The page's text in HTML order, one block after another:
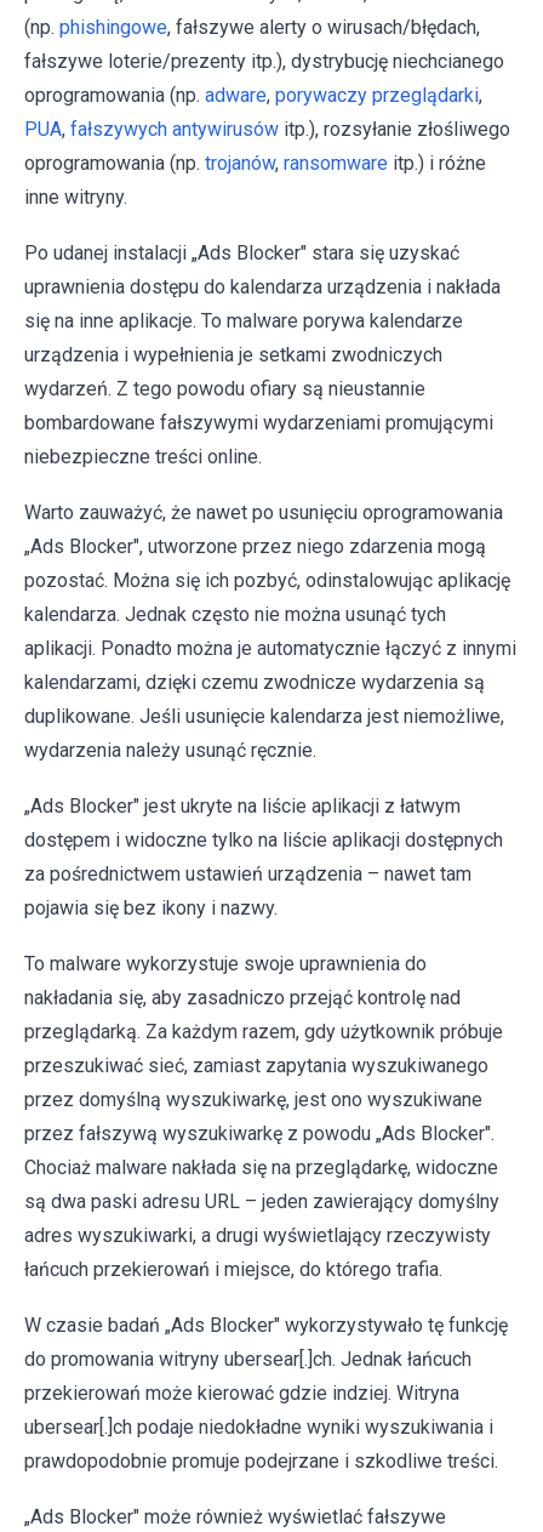
(np. phishingowe, fałszywe alerty o wirusach/błędach,
fałszywe loterie/prezenty itp.), dystrybucję niechcianego
oprogramowania (np. adware, porywaczy przeglądarki,
PUA, fałszywych antywirusów itp.), rozsyłanie złośliwego
oprogramowania (np. trojanów, ransomware itp.) i różne
inne witryny.
Po udanej instalacji „Ads Blocker" stara się uzyskać
uprawnienia dostępu do kalendarza urządzenia i nakłada
się na inne aplikacje. To malware porywa kalendarze
urządzenia i wypełnienia je setkami zwodniczych
wydarzeń. Z tego powodu ofiary są nieustannie
bombardowane fałszywymi wydarzeniami promującymi
niebezpieczne treści online.
Warto zauważyć, że nawet po usunięciu oprogramowania
„Ads Blocker", utworzone przez niego zdarzenia mogą
pozostać. Można się ich pozbyć, odinstalowując aplikację
kalendarza. Jednak często nie można usunąć tych
aplikacji. Ponadto można je automatycznie łączyć z innymi
kalendarzami, dzięki czemu zwodnicze wydarzenia są
duplikowane. Jeśli usunięcie kalendarza jest niemożliwe,
wydarzenia należy usunąć ręcznie.
„Ads Blocker" jest ukryte na liście aplikacji z łatwym
dostępem i widoczne tylko na liście aplikacji dostępnych
za pośrednictwem ustawień urządzenia – nawet tam
pojawia się bez ikony i nazwy.
To malware wykorzystuje swoje uprawnienia do
nakładania się, aby zasadniczo przejąć kontrolę nad
przeglądarką. Za każdym razem, gdy użytkownik próbuje
przeszukiwać sieć, zamiast zapytania wyszukiwanego
przez domyślną wyszukiwarkę, jest ono wyszukiwane
przez fałszywą wyszukiwarkę z powodu „Ads Blocker".
Chociaż malware nakłada się na przeglądarkę, widoczne
są dwa paski adresu URL – jeden zawierający domyślny
adres wyszukiwarki, a drugi wyświetlający rzeczywisty
łańcuch przekierowań i miejsce, do którego trafia.
W czasie badań „Ads Blocker" wykorzystywało tę funkcję
do promowania witryny ubersear[.]ch. Jednak łańcuch
przekierowań może kierować gdzie indziej. Witryna
ubersear[.]ch podaje niedokładne wyniki wyszukiwania i
prawdopodobnie promuje podejrzane i szkodliwe treści.
„Ads Blocker" może również wyświetlać fałszywe